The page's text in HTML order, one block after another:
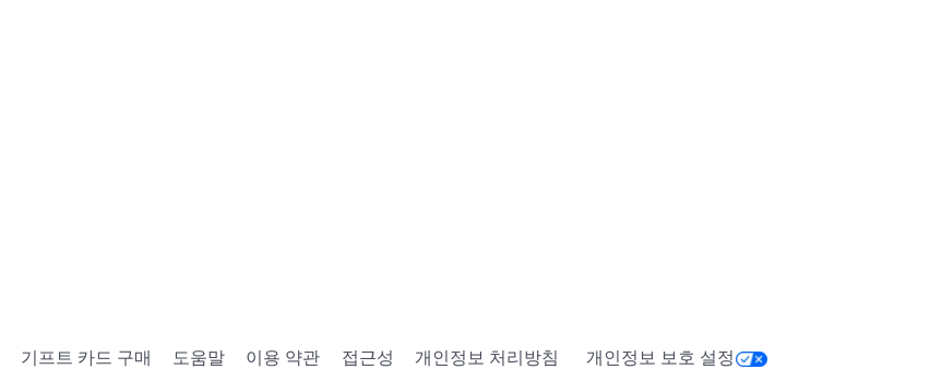
기프트 카드 구매 도움말 이용 약관 접근성 개인정보 처리방침 개인정보 보호 설정